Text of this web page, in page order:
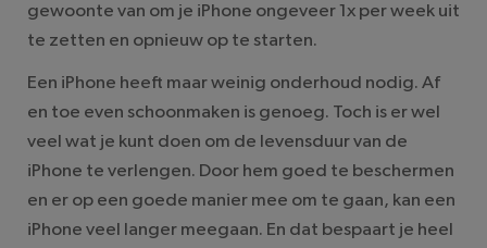
gewoonte van om je iPhone ongeveer 1x per week uit
te zetten en opnieuw op te starten.
Een iPhone heeft maar weinig onderhoud nodig. Af
en toe even schoonmaken is genoeg. Toch is er wel
veel wat je kunt doen om de levensduur van de
iPhone te verlengen. Door hem goed te beschermen
en er op een goede manier mee om te gaan, kan een
iPhone veel langer meegaan. En dat bespaart je heel